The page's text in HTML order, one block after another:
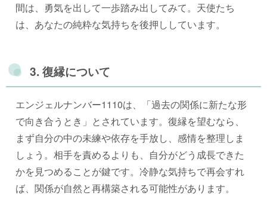
間は、勇気を出して一歩踏み出してみて。天使たち
は、あなたの純粋な気持ちを後押ししています。
3. 復縁について
エンジェルナンバー1110は、「過去の関係に新たな形
で向き合うとき」とされています。復縁を望むなら、
まず自分の中の未練や依存を手放し、感情を整理しま
しょう。相手を責めるよりも、自分がどう成長できた
かを見つめることが鍵です。冷静な気持ちで再会すれ
ば、関係が自然と再構築される可能性があります。